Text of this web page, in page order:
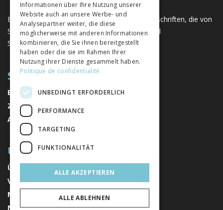
Eine einzigartige Plattform für Bücher und Zeitschriften, die von
Schweizer Verlagen im Bereich der Geistes- und
Sozialwissenschaften herausgegeben werden.
SITEMAP
BÜCHER
ZEITSCHRIFTEN
AUTOREN
ÜBER UNS
ÜBER UNS
VERLAGE
MENTIONS LÉGALES
NEWSLETTER ABONNIEREN
Informationen über Ihre Nutzung unserer
Website auch an unsere Werbe- und
Analysepartner weiter, die diese
möglicherweise mit anderen Informationen
kombinieren, die Sie ihnen bereitgestellt
haben oder die sie im Rahmen Ihrer
Nutzung ihrer Dienste gesammelt haben.
Politique de confidentialité
UNBEDINGT ERFORDERLICH
PERFORMANCE
TARGETING
FUNKTIONALITÄT
ALLE AKZEPTIEREN
ALLE ABLEHNEN